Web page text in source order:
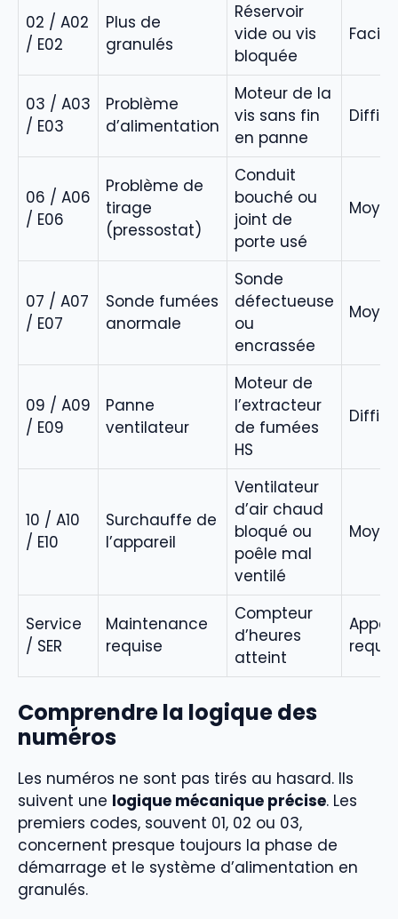
02 / A02
/ E02
Plus de
granulés
Réservoir
vide ou vis
bloquée
Facile
03 / A03
/ E03
Problème
d’alimentation
Moteur de la
vis sans fin
en panne
06 / A06
/ E06
Problème de
tirage
(pressostat)
Conduit
bouché ou
joint de
porte usé
07 / A07
/ E07
Sonde fumées
anormale
Sonde
défectueuse
ou
encrassée
09 / A09
/ E09
Panne
ventilateur
Moteur de
l’extracteur
de fumées
HS
10 / A10
/ E10
Surchauffe de
l’appareil
Ventilateur
d’air chaud
bloqué ou
poêle mal
ventilé
Service
/ SER
Maintenance
requise
Compteur
d’heures
atteint
Appel
requis
Comprendre la logique des
numéros
Les numéros ne sont pas tirés au hasard. Ils
suivent une logique mécanique précise. Les
premiers codes, souvent 01, 02 ou 03,
concernent presque toujours la phase de
démarrage et le système d’alimentation en
granulés.